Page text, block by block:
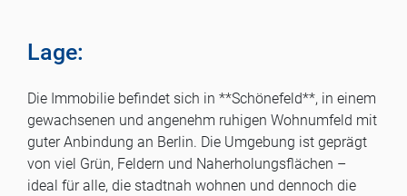
Lage:
Die Immobilie befindet sich in **Schönefeld**, in einem
gewachsenen und angenehm ruhigen Wohnumfeld mit
guter Anbindung an Berlin. Die Umgebung ist geprägt
von viel Grün, Feldern und Naherholungsflächen –
ideal für alle, die stadtnah wohnen und dennoch die